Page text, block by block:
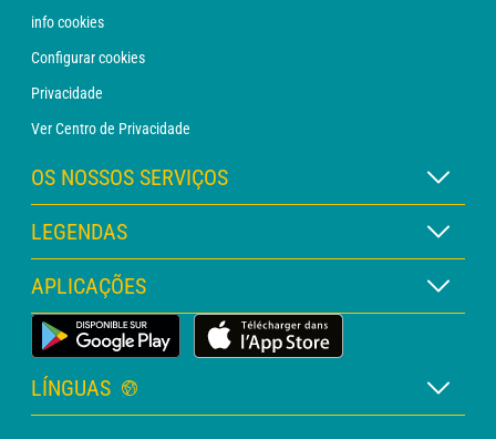
info cookies
Configurar cookies
Privacidade
Ver Centro de Privacidade
OS NOSSOS SERVIÇOS
Assinatura METEO Xpert
Assinatura METEO PRO
Consulta com um analista
Boletim PRO
LEGENDAS
Legenda dos mapas
Legenda dos pictogramas
Glossário
APLICAÇÕES
App Meteorológica Terrestre
LÍNGUAS